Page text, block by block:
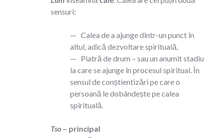
sensuri:
— Calea de a ajunge dintr-un punct în
altul, adică dezvoltare spirituală.
— Piatră de drum – sau un anumit stadiu
la care se ajunge în procesul spiritual. În
sensul de conștientizări pe care o
persoană le dobândește pe calea
spirituală.
Tso – principal